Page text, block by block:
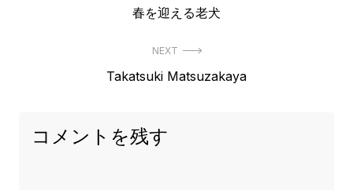
ー
Previous
春を迎える老犬
NEXT
Next
Takatsuki Matsuzakaya
コメントを残す